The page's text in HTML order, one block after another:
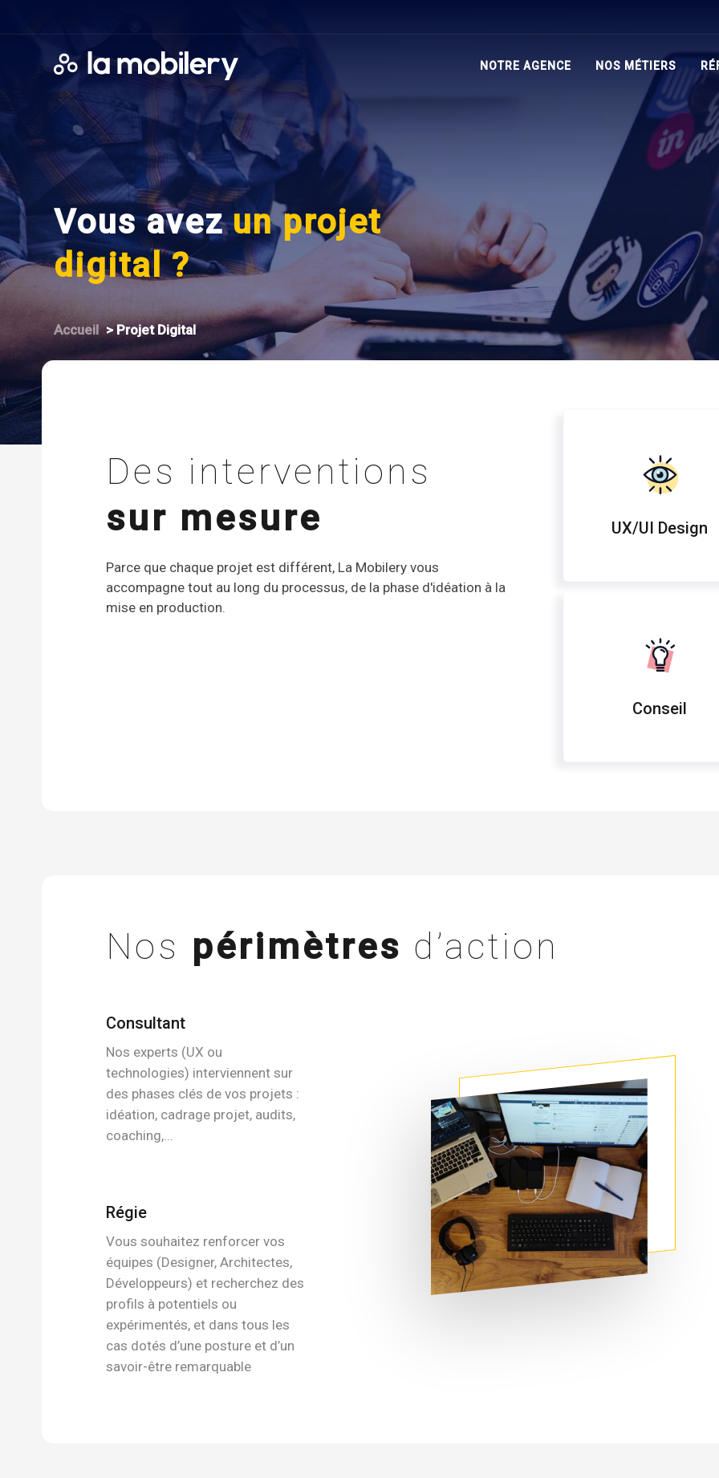
NOTRE AGENCE NOS MÉTIERS
Vous avezun projet
digital ?
Accueil >Projet Digital
Des interventions
sur mesure
Parce que chaque projet est différent, La Mobilery vous
accompagne tout au long du processus, de la phase d'idéation à la
mise en production.
UX/UI Design
Conseil
Nos périmètres d’action
Consultant
Nos experts (UX ou
technologies) interviennent sur
des phases clés de vos projets :
idéation, cadrage projet, audits,
coaching,...
Régie
Vous souhaitez renforcer vos
équipes (Designer, Architectes,
Développeurs) et recherchez des
profils à potentiels ou
expérimentés, et dans tous les
cas dotés d’une posture et d’un
savoir-être remarquable